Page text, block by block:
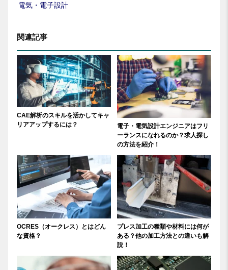
電気・電子設計
関連記事
CAE解析のスキルを活かしてキャ
リアアップするには？
電子・電気設計エンジニアはフリ
ーランスになれるのか？求人探し
の方法を紹介！
OCRES（オークレス）とはどん
な資格？
プレス加工の種類や材料には何が
ある？他の加工方法との違いも解
説！